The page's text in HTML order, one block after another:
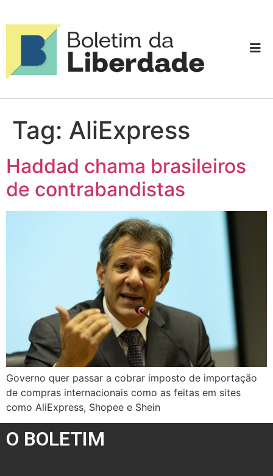
Tag: AliExpress
Haddad chama brasileiros
de contrabandistas
Governo quer passar a cobrar imposto de importação
de compras internacionais como as feitas em sites
como AliExpress, Shopee e Shein
O BOLETIM